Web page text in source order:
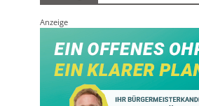
Anzeige